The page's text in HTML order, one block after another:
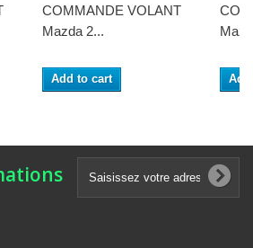
COMMANDE VOLANT
Mazda 2...
Add to cart